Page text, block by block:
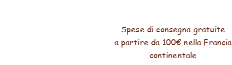
Spese di consegna gratuite
a partire da 100€ nella Francia
continentale